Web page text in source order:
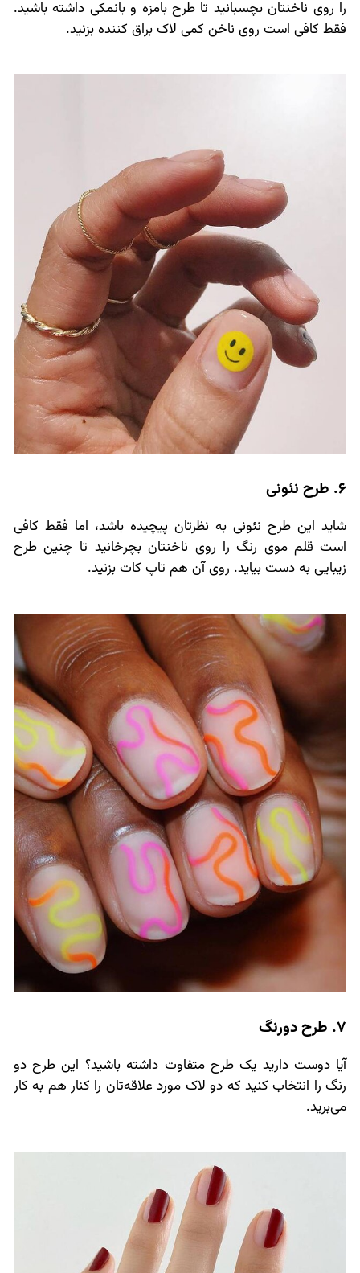
را روی ناخنتان بچسبانید تا طرح بامزه و بانمکی داشته باشید.
فقط کافی است روی ناخن کمی لاک براق کننده بزنید.
6. طرح نئونی
شاید این طرح نئونی به نظرتان پیچیده باشد، اما فقط کافی
است قلم موی رنگ را روی ناخنتان بچرخانید تا چنین طرح
زیبایی به دست بیاید. روی آن هم تاپ کات بزنید.
7. طرح دورنگ
آیا دوست دارید یک طرح متفاوت داشته باشید؟ این طرح دو
رنگ را انتخاب کنید که دو لاک مورد علاقه‌تان را کنار هم به کار
می‌برید.